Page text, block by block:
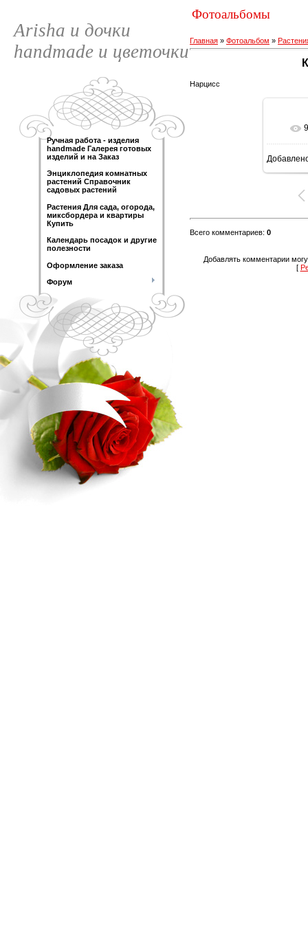
Arisha и дочки
handmade и цветочки
Ручная работа - изделия
handmade Галерея готовых
изделий и на Заказ
Энциклопедия комнатных
растений Справочник
садовых растений
Растения Для сада, огорода,
миксбордера и квартиры
Купить
Календарь посадок и другие
полезности
Оформление заказа
Форум
Фотоальбомы
Главная » Фотоальбом »
Нарцисс
Всего комментариев: 0
Добавлять комментарии
[